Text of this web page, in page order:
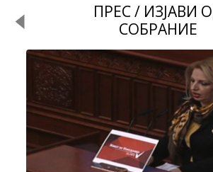
ПРЕС / ИЗЈАВИ
СОБРАНИЕ